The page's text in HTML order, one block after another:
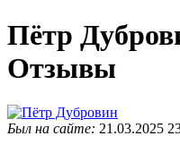
Пётр
Отзывы
Был на сайте: 21.03.2025